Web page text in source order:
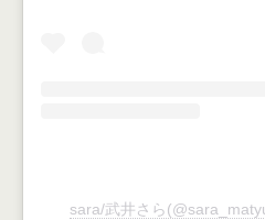
sara/武井さら